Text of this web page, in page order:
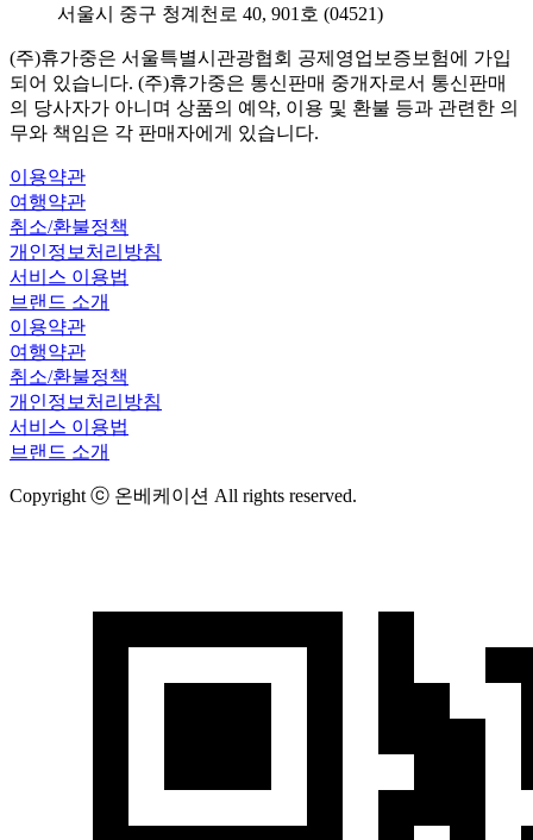
서울시 중구 청계천로 40, 901호 (04521)
(주)휴가중은 서울특별시관광협회 공제영업보증보험에 가입
되어 있습니다. (주)휴가중은 통신판매 중개자로서 통신판매
의 당사자가 아니며 상품의 예약, 이용 및 환불 등과 관련한 의
무와 책임은 각 판매자에게 있습니다.
이용약관
여행약관
취소/환불정책
개인정보처리방침
서비스 이용법
브랜드 소개
이용약관
여행약관
취소/환불정책
개인정보처리방침
서비스 이용법
브랜드 소개
Copyright ⓒ 온베케이션 All rights reserved.